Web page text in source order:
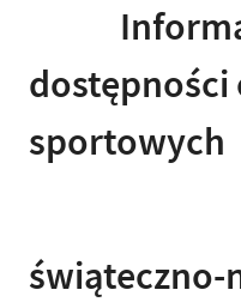
sportowych
w